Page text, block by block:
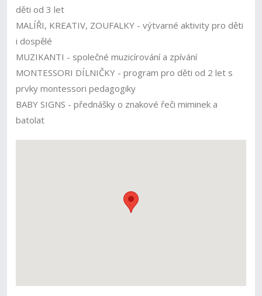
děti od 3 let
MALÍŘI, KREATIV, ZOUFALKY - výtvarné aktivity pro děti
i dospělé
MUZIKANTI - společné muzicírování a zpívání
MONTESSORI DÍLNIČKY - program pro děti od 2 let s
prvky montessori pedagogiky
BABY SIGNS - přednášky o znakové řeči miminek a
batolat